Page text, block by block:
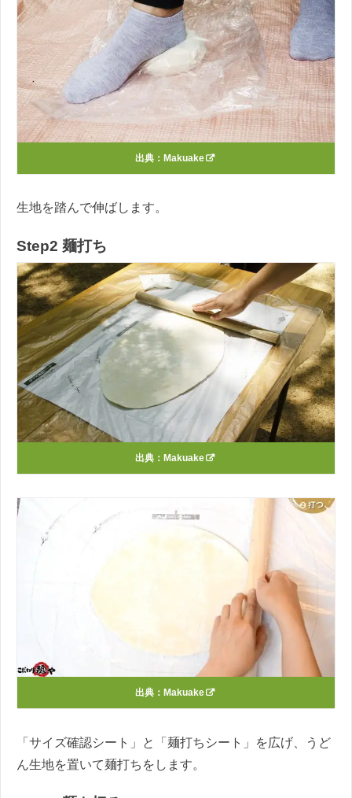
出典： Makuake
生地を踏んで伸ばします。
Step2 麺打ち
出典： Makuake
出典： Makuake
「サイズ確認シート」と「麺打ちシート」を広げ、うど
ん生地を置いて麺打ちをします。